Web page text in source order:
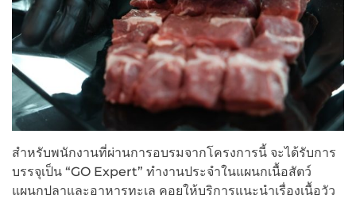
สำหรับพนักงานที่ผ่านการอบรมจากโครงการนี้ จะได้รับการ
บรรจุเป็น “GO Expert” ทำงานประจำในแผนกเนื้อสัตว์
แผนกปลาและอาหารทะเล คอยให้บริการแนะนำเรื่องเนื้อวัว